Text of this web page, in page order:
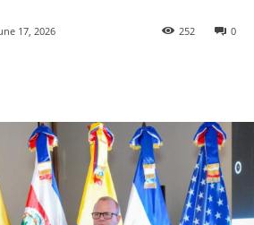
17, 2026 0
252